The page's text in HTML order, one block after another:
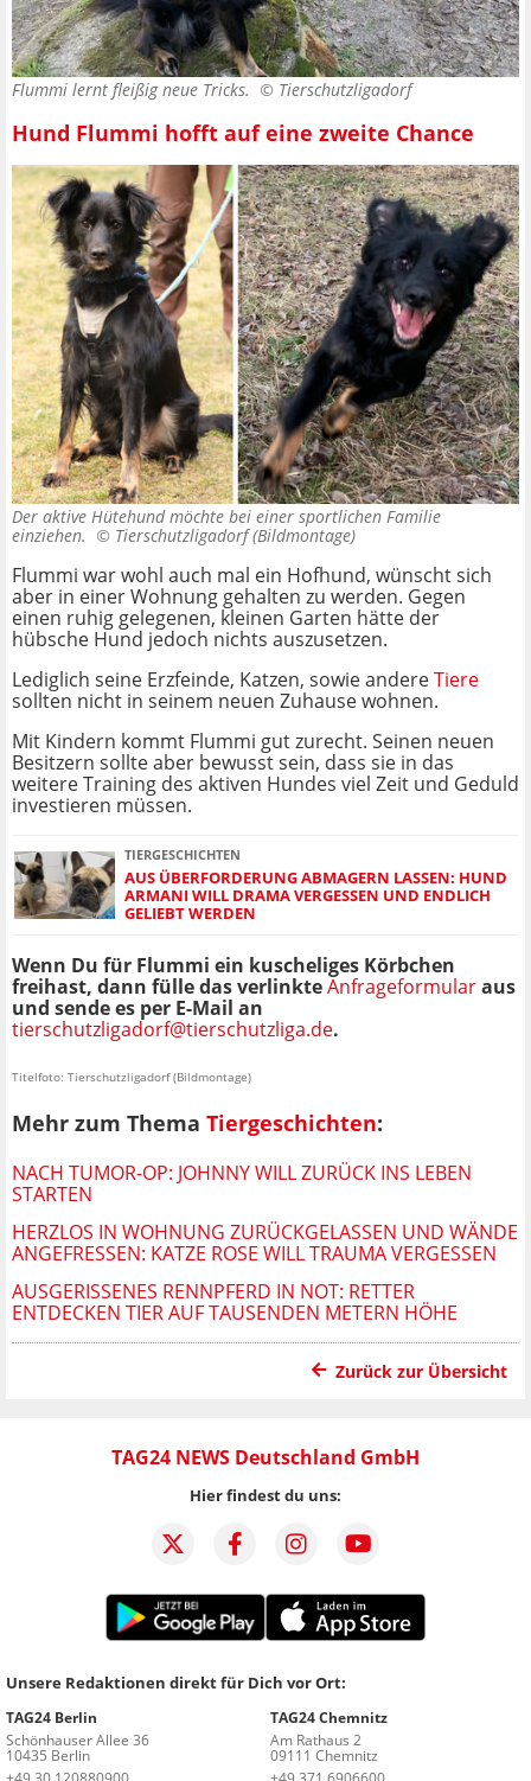
Flummi lernt fleißig neue Tricks. © Tierschutzligadorf
Hund Flummi hofft auf eine zweite Chance
Der aktive Hütehund möchte bei einer sportlichen Familie
einziehen. © Tierschutzligadorf (Bildmontage)
Flummi war wohl auch mal ein Hofhund, wünscht sich
aber in einer Wohnung gehalten zu werden. Gegen
einen ruhig gelegenen, kleinen Garten hätte der
hübsche Hund jedoch nichts auszusetzen.
Lediglich seine Erzfeinde, Katzen, sowie andereTiere
sollten nicht in seinem neuen Zuhause wohnen.
Mit Kindern kommt Flummi gut zurecht. Seinen neuen
Besitzern sollte aber bewusst sein, dass sie in das
weitere Training des aktiven Hundes viel Zeit und Geduld
investieren müssen.
TIERGESCHICHTEN
AUS ÜBERFORDERUNG ABMAGERN LASSEN: HUND
ARMANI WILL DRAMA VERGESSEN UND ENDLICH
GELIEBT WERDEN
Wenn Du für Flummi ein kuscheliges Körbchen
freihast, dann fülle das verlinkteAnfrageformularaus
und sende es per E-Mail an
tierschutzligadorf@tierschutzliga.de.
Titelfoto: Tierschutzligadorf (Bildmontage)
Mehr zum Thema Tiergeschichten:
NACH TUMOR-OP: JOHNNY WILL ZURÜCK INS LEBEN
STARTEN
HERZLOS IN WOHNUNG ZURÜCKGELASSEN UND WÄNDE
ANGEFRESSEN: KATZE ROSE WILL TRAUMA VERGESSEN
AUSGERISSENES RENNPFERD IN NOT: RETTER
ENTDECKEN TIER AUF TAUSENDEN METERN HÖHE
Zurück zur Übersicht
TAG24 NEWS Deutschland GmbH
Hier findest du uns:
Unsere Redaktionen direkt für Dich vor Ort:
TAG24 Berlin
Schönhauser Allee 36
10435 Berlin
TAG24 Chemnitz
Am Rathaus 2
09111 Chemnitz